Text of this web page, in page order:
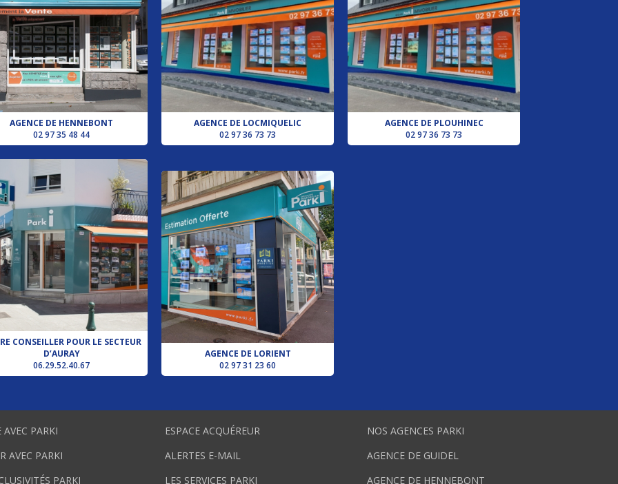
AGENCE DE HENNEBONT
02 97 35 48 44
AGENCE DE LOCMIQUELIC
02 97 36 73 73
AGENCE DE PLOUHINEC
02 97 36 73 73
CONSEILLER POUR LE SECTEUR
D’AURAY
06.29.52.40.67
AGENCE DE LORIENT
02 97 31 23 60
AVEC PARKI
AVEC PARKI
PARKI
ESPACE ACQUÉREUR
ALERTES E-MAIL
LES SERVICES PARKI
NOS AGENCES PARKI
AGENCE DE GUIDEL
AGENCE DE HENNEBONT